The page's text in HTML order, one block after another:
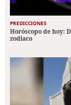
PREDICCIONES
Horóscopo de hoy:
zodiaco